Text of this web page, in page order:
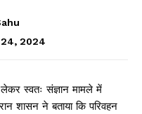
2024
स्वतः संज्ञान मामले में
शासन ने बताया कि परिवहन